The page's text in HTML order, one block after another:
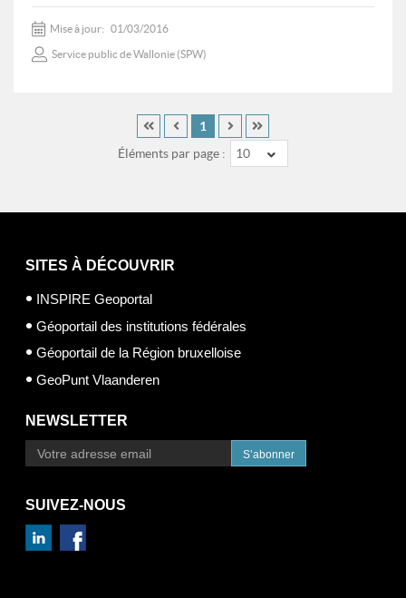
Mise à jour: 01/03/2016
Service public de Wallonie (SPW)
Éléments par page : 10
1
SITES À DÉCOUVRIR
INSPIRE Geoportal
Géoportail des institutions fédérales
Géoportail de la Région bruxelloise
GeoPunt Vlaanderen
NEWSLETTER
S’abonner
SUIVEZ-NOUS